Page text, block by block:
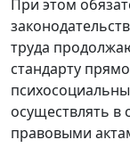
При этом
труда
стандарту
осуществлять в
правовыми